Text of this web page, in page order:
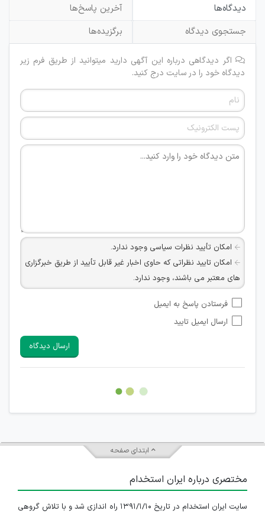
دیدگاه‌ها
آخرین پاسخ‌ها
جستجوی دیدگاه
برگزیده‌ها
اگر دیدگاهی درباره این آگهی دارید میتوانید از طریق فرم زیر
دیدگاه خود را در سایت درج کنید.
امکان تأیید نظرات سیاسی وجود ندارد.
امکان تایید نظراتی که حاوی اخبار غیر قابل تأیید از طریق خبرگزاری
های معتبر می باشند، وجود ندارد.
شبکه های مجازی ارتباطی می باشند وجود ندارد.
امکان تأیید نظرات کاربرانی که به هر طریقی قصد مأیوس کردن
هرگونه تحریک، تحقیر و کنایه به سایر افراد (مسئول و غیر مسئول)
غیر مجاز می باشد.
امکان هماهنگی برای هرگونه ملاقات حضوری چه به صورت دسته
فرستادن پاسخ به ایمیل
ارسال ایمیل تایید
ارسال دیدگاه
ابتدای صفحه
مختصری درباره ایران استخدام
سایت ایران استخدام در تاریخ ۱۳۹۱/۱/۱۰ راه اندازی شد و با تلاش گروهی